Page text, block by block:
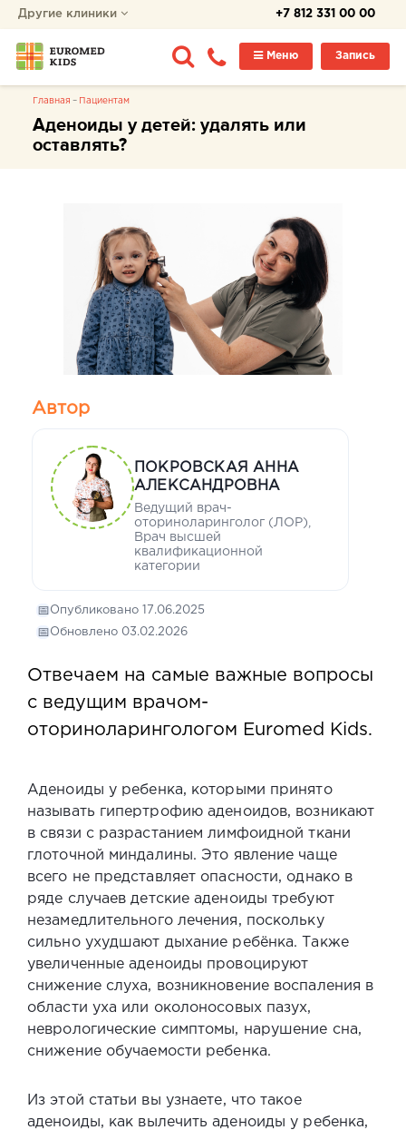
+7 812 331 00 00
Другие клиники
Запись
Меню
Главная Пациентам
Аденоиды у детей: удалять или
оставлять?
Автор
ПОКРОВСКАЯ АННА
АЛЕКСАНДРОВНА
Ведущий врач-
оториноларинголог (ЛОР),
Врач высшей
квалификационной
категории
📅 Опубликовано 17.06.2025
📅 Обновлено 03.02.2026
Отвечаем на самые важные вопросы
с ведущим врачом-
оториноларингологом Euromed Kids.
Аденоиды у ребенка, которыми принято
называть гипертрофию аденоидов, возникают
в связи с разрастанием лимфоидной ткани
глоточной миндалины. Это явление чаще
всего не представляет опасности, однако в
ряде случаев детские аденоиды требуют
незамедлительного лечения, поскольку
сильно ухудшают дыхание ребёнка. Также
увеличенные аденоиды провоцируют
снижение слуха, возникновение воспаления в
области уха или околоносовых пазух,
неврологические симптомы, нарушение сна,
снижение обучаемости ребенка.
Из этой статьи вы узнаете, что такое
аденоиды, как вылечить аденоиды у ребенка,